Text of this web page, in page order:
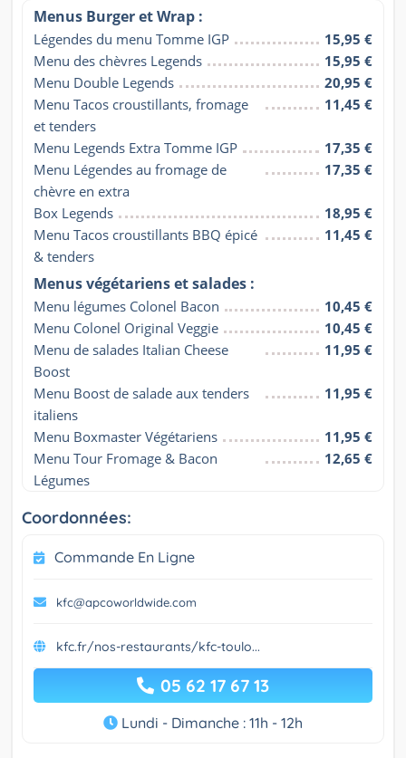
Menus Burger et Wrap :
Légendes du menu Tomme IGP
15,95 €
Menu des chèvres Legends
15,95 €
Menu Double Legends
20,95 €
Menu Tacos croustillants, fromage
et tenders
11,45 €
Menu Legends Extra Tomme IGP
17,35 €
Menu Légendes au fromage de
chèvre en extra
17,35 €
Box Legends
18,95 €
Menu Tacos croustillants BBQ épicé
& tenders
11,45 €
Menus végétariens et salades :
Menu légumes Colonel Bacon
10,45 €
Menu Colonel Original Veggie
10,45 €
Menu de salades Italian Cheese
Boost
11,95 €
Menu Boost de salade aux tenders
italiens
11,95 €
Menu Boxmaster Végétariens
11,95 €
Menu Tour Fromage & Bacon
Légumes
12,65 €
Coordonnées:
Commande En Ligne
kfc@apcoworldwide.com
kfc.fr/nos-restaurants/kfc-toulo...
05 62 17 67 13
Lundi - Dimanche : 11h - 12h